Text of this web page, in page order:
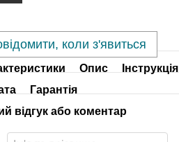
коли з'явиться
Опис Інструкція
Гарантія
відгук або коментар